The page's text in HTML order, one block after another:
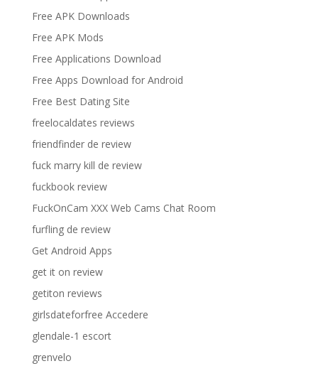
Free APK Downloads
Free APK Mods
Free Applications Download
Free Apps Download for Android
Free Best Dating Site
freelocaldates reviews
friendfinder de review
fuck marry kill de review
fuckbook review
FuckOnCam XXX Web Cams Chat Room
furfling de review
Get Android Apps
get it on review
getiton reviews
girlsdateforfree Accedere
glendale-1 escort
grenvelo